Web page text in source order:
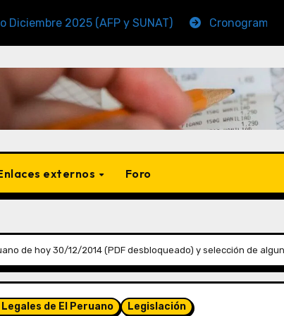
2025 (AFP y SUNAT) Cronogramas de
externos Foro
de hoy 30/12/2014 (PDF desbloqueado) y selección de
de El Peruano Legislación